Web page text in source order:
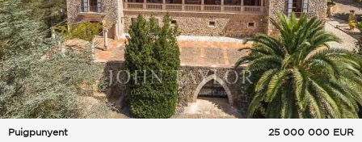
Puigpunyent
25 000 000 EUR